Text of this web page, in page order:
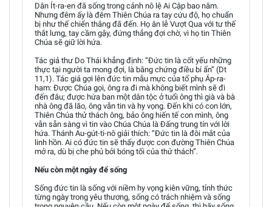
Dân Ít-ra-en đã sống trong cảnh nô lệ Ai Cập bao năm.
Nhưng đêm ấy là đêm Thiên Chúa ra tay cứu độ, họ chuẩn
bị như thể chiến thắng đã đến. Họ ăn lễ Vượt Qua với tư thế
thắt lưng, tay cầm gậy, đứng thẳng đợi chờ, vì họ tin Thiên
Chúa sẽ giữ lời hứa.
Tác giả thư Do Thái khẳng định: “Đức tin là cốt yếu những
thực tại người ta mong đợi, là bằng chứng điều bí ẩn” (Dt
11,1). Tác giả gợi lên đức tin mẫu mực của tổ phụ Áp-ra-
ham: Được Chúa gọi, ông ra đi mà không biết mình sẽ đi
đến đâu; được hứa ban một dân tộc ở tuổi ông thì già và bà
nhà ông đã lão, ông vẫn tin và hy vọng. Đến khi có con lớn,
Thiên Chúa thử thách ông, bảo ông hiến tế con mình, ông
vẫn sẵn sàng vì tin vào Chúa Chúa là Đấng trung tín với lời
hứa. Thánh Au-gút-ti-nô giải thích: “Đức tin là đôi mắt của
linh hồn. Ai có đức tin sẽ thấy được con đường Thiên Chúa
mở ra, dù bị che phủ bởi bóng tối của thử thách”.
Nếu còn một ngày để sống
Sống đức tin là sống với niềm hy vọng kiên vững, tỉnh thức
từng ngày trong yêu thương, sống có trách nhiệm và sống